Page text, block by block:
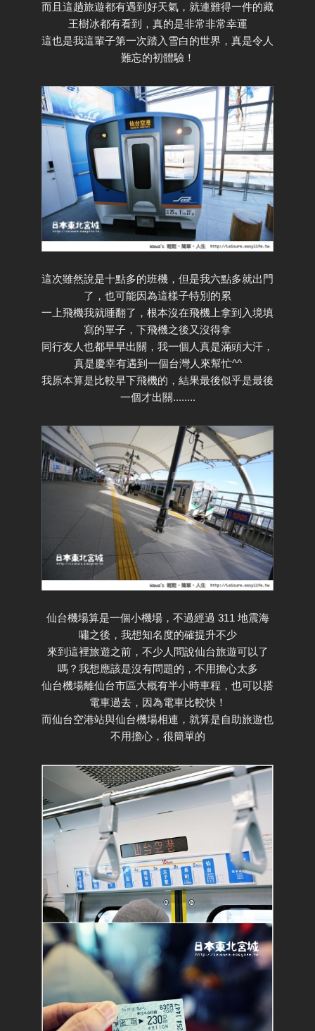
而且這趟旅遊都有遇到好天氣，就連難得一件的藏
王樹冰都有看到，真的是非常非常幸運
這也是我這輩子第一次踏入雪白的世界，真是令人
難忘的初體驗！
這次雖然說是十點多的班機，但是我六點多就出門
了，也可能因為這樣子特別的累
一上飛機我就睡翻了，根本沒在飛機上拿到入境填
寫的單子，下飛機之後又沒得拿
同行友人也都早早出關，我一個人真是滿頭大汗，
真是慶幸有遇到一個台灣人來幫忙^^
我原本算是比較早下飛機的，結果最後似乎是最後
一個才出關........
仙台機場算是一個小機場，不過經過 311 地震海
嘯之後，我想知名度的確提升不少
來到這裡旅遊之前，不少人問說仙台旅遊可以了
嗎？我想應該是沒有問題的，不用擔心太多
仙台機場離仙台市區大概有半小時車程，也可以搭
電車過去，因為電車比較快！
而仙台空港站與仙台機場相連，就算是自助旅遊也
不用擔心，很簡單的